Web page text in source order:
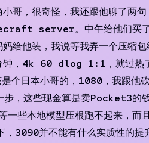
哥，很奇怪，我还跟他聊了两
server。中午给他们买
给他装，我说等我弄一个压
，4k 60 dlog 1:1，就过热
日本小哥的，1080，我跟他
这些现金算是卖Pocket3的
本地模型压根跑不起来，而
并不能有什么实质性的提